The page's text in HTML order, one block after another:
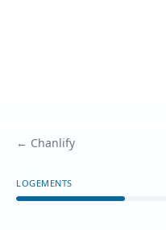
← Chanlify
LOGEMENTS